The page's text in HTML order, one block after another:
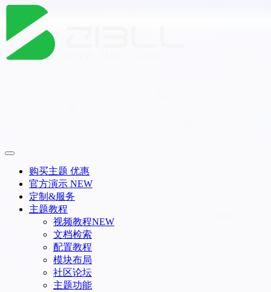
购买主题 优惠
官方演示 NEW
定制&服务
主题教程
视频教程NEW
文档检索
配置教程
模块布局
社区论坛
主题功能